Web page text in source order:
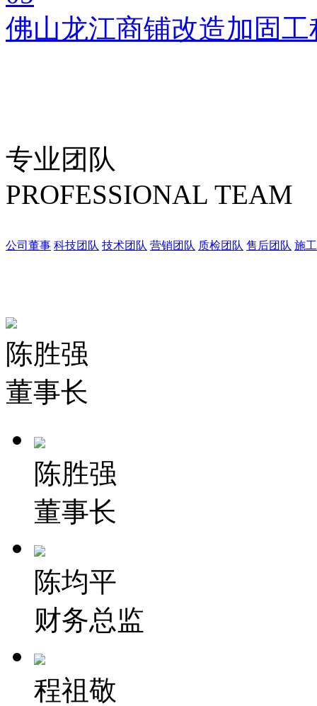
佛山龙江商铺改造加固工
专业团队
PROFESSIONAL TEAM
公司董事 科技团队 技术团队 营销团队 质检团队 售后团队 施
陈胜强
董事长
陈胜强
董事长
陈均平
财务总监
程祖敬